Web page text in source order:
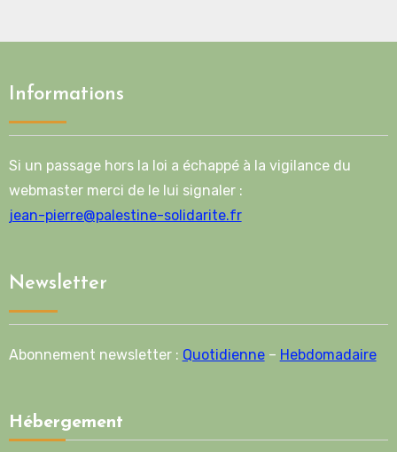
Informations
Si un passage hors la loi a échappé à la vigilance du
webmaster merci de le lui signaler :
jean-pierre@palestine-solidarite.fr
Newsletter
Abonnement newsletter : Quotidienne– Hebdomadaire
Hébergement